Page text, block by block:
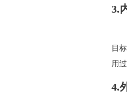
3.
目
用
4.